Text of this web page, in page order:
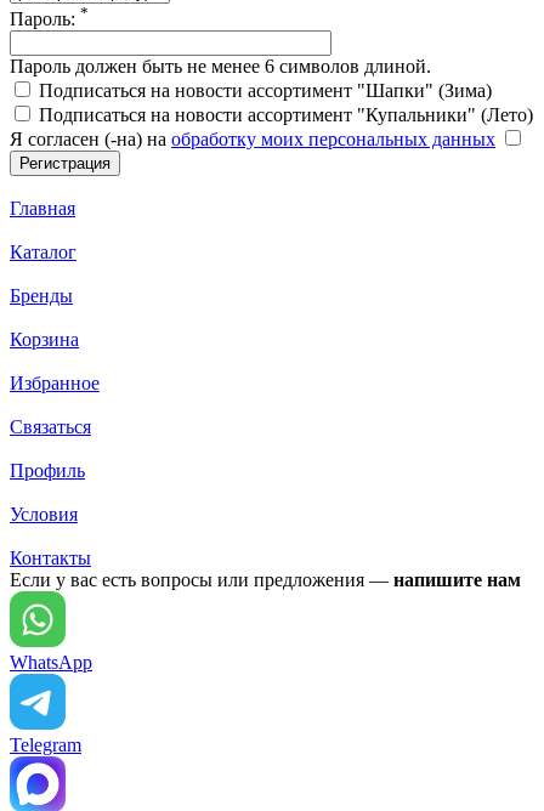
Пароль: *
Пароль должен быть не менее 6 символов длиной.
Подписаться на новости ассортимент "Шапки" (Зима)
Подписаться на новости ассортимент "Купальники" (Лето)
Я согласен (-на) на обработку моих персональных данных
Главная
Каталог
Бренды
Корзина
Избранное
Связаться
Профиль
Условия
Контакты
Если у вас есть вопросы или предложения — напишите нам
WhatsApp
Telegram